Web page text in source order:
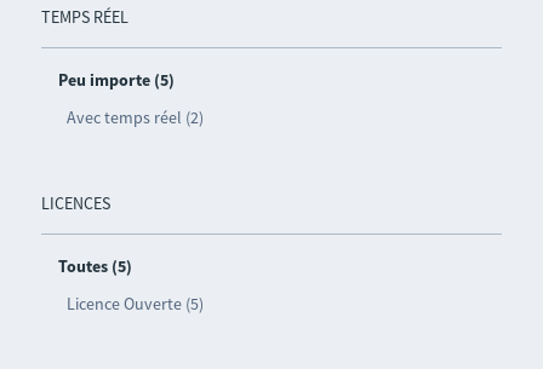
TEMPS RÉEL
Peu importe (5)
Avec temps réel (2)
LICENCES
Toutes (5)
Licence Ouverte (5)